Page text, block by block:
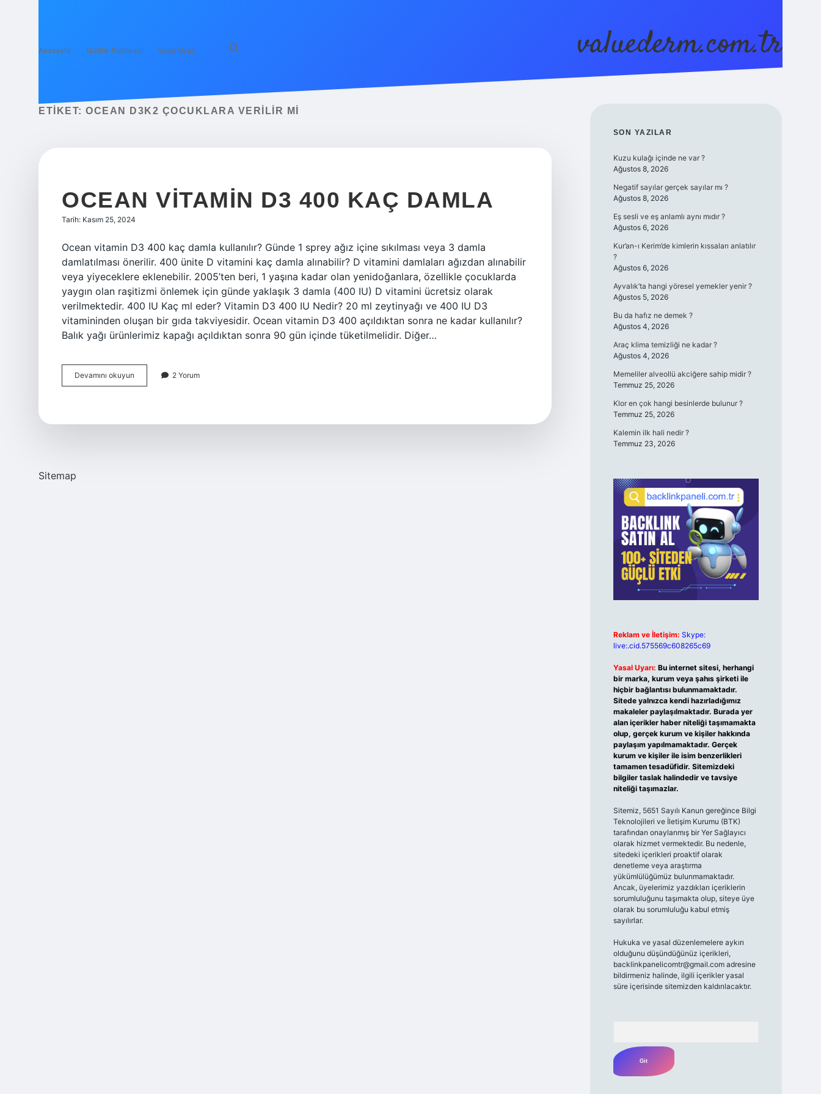
Anasayfa Gizlilik Politikası Yasal Uyarı valuederm.com.tr
ETIKET: OCEAN D3K2 ÇOCUKLARA VERILIR MI
OCEAN VITAMIN D3 400 KAÇ DAMLA
Tarih: Kasım 25, 2024
Ocean vitamin D3 400 kaç damla kullanılır? Günde 1 sprey ağız içine sıkılması veya 3 damla
damlatılması önerilir. 400 ünite D vitamini kaç damla alınabilir? D vitamini damlaları ağızdan alınabilir
veya yiyeceklere eklenebilir. 2005’ten beri, 1 yaşına kadar olan yenidoğanlara, özellikle çocuklarda
yaygın olan raşitizmi önlemek için günde yaklaşık 3 damla (400 IU) D vitamini ücretsiz olarak
verilmektedir. 400 IU Kaç ml eder? Vitamin D3 400 IU Nedir? 20 ml zeytinyağı ve 400 IU D3
vitamininden oluşan bir gıda takviyesidir. Ocean vitamin D3 400 açıldıktan sonra ne kadar kullanılır?
Balık yağı ürünlerimiz kapağı açıldıktan sonra 90 gün içinde tüketilmelidir. Diğer…
Devamını okuyun
Vitamin
2 Yorum
Sitemap
SIDEBAR
SON YAZILAR
Kuzu kulağı içinde ne var ?
Ağustos 8, 2026
Negatif sayılar gerçek sayılar mı ?
Ağustos 8, 2026
Eş sesli ve eş anlamlı aynı mıdır ?
Ağustos 6, 2026
Kur’an-ı Kerim’de kimlerin kıssaları anlatılır
?
Ağustos 6, 2026
Ayvalık’ta hangi yöresel yemekler yenir ?
Ağustos 5, 2026
Bu da hafız ne demek ?
Ağustos 4, 2026
Araç klima temizliği ne kadar ?
Ağustos 4, 2026
Memeliler alveollü akciğere sahip midir ?
Temmuz 25, 2026
Klor en çok hangi besinlerde bulunur ?
Temmuz 25, 2026
Kalemin ilk hali nedir ?
Temmuz 23, 2026
Reklam ve İletişim: Skype:
live:.cid.575569c608265c69
Yasal Uyarı: Bu internet sitesi, herhangi
bir marka, kurum veya şahıs şirketi ile
hiçbir bağlantısı bulunmamaktadır.
Sitede yalnızca kendi hazırladığımız
makaleler paylaşılmaktadır. Burada yer
alan içerikler haber niteliği taşımamakta
olup, gerçek kurum ve kişiler hakkında
paylaşım yapılmamaktadır. Gerçek
kurum ve kişiler ile isim benzerlikleri
tamamen tesadüfidir. Sitemizdeki
bilgiler taslak halindedir ve tavsiye
niteliği taşımazlar.
Sitemiz, 5651 Sayılı Kanun gereğince Bilgi
Teknolojileri ve İletişim Kurumu (BTK)
tarafından onaylanmış bir Yer Sağlayıcı
olarak hizmet vermektedir. Bu nedenle,
sitedeki içerikleri proaktif olarak
denetleme veya araştırma
yükümlülüğümüz bulunmamaktadır.
Ancak, üyelerimiz yazdıkları içeriklerin
sorumluluğunu taşımakta olup, siteye üye
olarak bu sorumluluğu kabul etmiş
sayılırlar.
Hukuka ve yasal düzenlemelere aykırı
olduğunu düşündüğünüz içerikleri,
backlinkpanelicomtr@gmail.comadresine
bildirmeniz halinde, ilgili içerikler yasal
süre içerisinde sitemizden kaldırılacaktır.